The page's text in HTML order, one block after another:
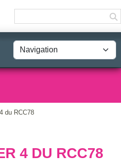
du RCC78
4 DU RCC78